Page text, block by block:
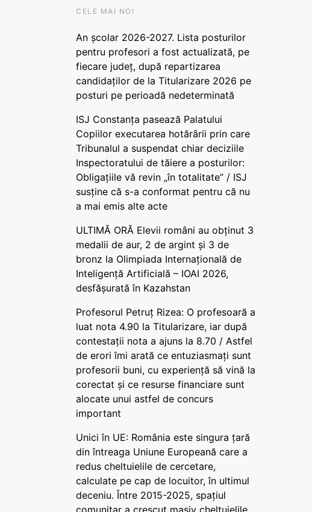
CELE MAI NOI
An școlar 2026-2027. Lista posturilor
pentru profesori a fost actualizată, pe
fiecare județ, după repartizarea
candidaților de la Titularizare 2026 pe
posturi pe perioadă nedeterminată
ISJ Constanța pasează Palatului
Copiilor executarea hotărârii prin care
Tribunalul a suspendat chiar deciziile
Inspectoratului de tăiere a posturilor:
Obligațiile vă revin „în totalitate” / ISJ
susține că s-a conformat pentru că nu
a mai emis alte acte
ULTIMĂ ORĂ Elevii români au obținut 3
medalii de aur, 2 de argint și 3 de
bronz la Olimpiada Internațională de
Inteligență Artificială – IOAI 2026,
desfășurată în Kazahstan
Profesorul Petruț Rizea: O profesoară a
luat nota 4.90 la Titularizare, iar după
contestații nota a ajuns la 8.70 / Astfel
de erori îmi arată ce entuziasmați sunt
profesorii buni, cu experiență să vină la
corectat și ce resurse financiare sunt
alocate unui astfel de concurs
important
Unici în UE: România este singura țară
din întreaga Uniune Europeană care a
redus cheltuielile de cercetare,
calculate pe cap de locuitor, în ultimul
deceniu. Între 2015-2025, spațiul
comunitar a crescut masiv cheltuielile